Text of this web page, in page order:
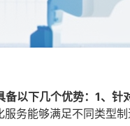
以下几个优势：1、针
务能够满足不同类型